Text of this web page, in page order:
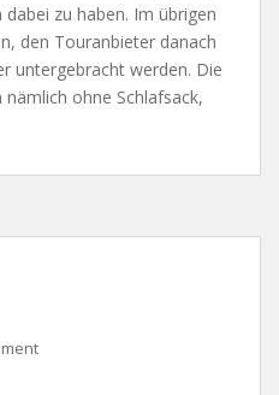
zu haben. Im übrigen
den Touranbieter danach
untergebracht werden. Die
ohne Schlafsack,